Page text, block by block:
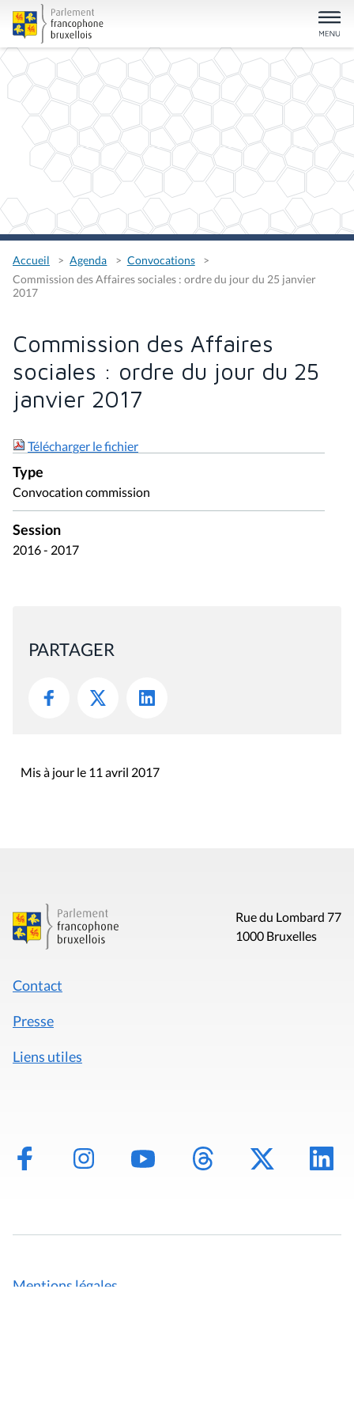
Accueil Agenda
Convocations
Commission des Affaires sociales : ordre du jour du 25 janvier
2017
Commission des Affaires
sociales : ordre du jour du 25
janvier 2017
Télécharger le fichier
Type
Convocation commission
Session
2016 - 2017
PARTAGER
Mis à jour le 11 avril 2017
Rue du Lombard 77
1000 Bruxelles
Contact
Presse
Liens utiles
Mentions légales